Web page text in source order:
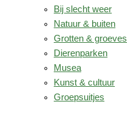
Bij slecht weer
Natuur & buiten
Grotten & groeves
Dierenparken
Musea
Kunst & cultuur
Groepsuitjes